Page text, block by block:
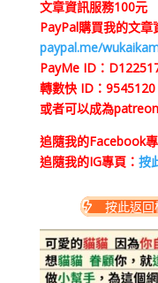
文章資訊服務100元
PayPal購買我的文章
paypal.me/
PayMe ID：
轉數快 ID：9545120
或者可以成為
追隨我的Facebook專
追隨我的IG專頁： 按
按此返